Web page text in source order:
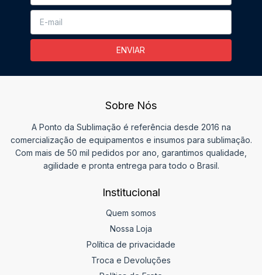
Sobre Nós
A Ponto da Sublimação é referência desde 2016 na
comercialização de equipamentos e insumos para sublimação.
Com mais de 50 mil pedidos por ano, garantimos qualidade,
agilidade e pronta entrega para todo o Brasil.
Institucional
Quem somos
Nossa Loja
Política de privacidade
Troca e Devoluções